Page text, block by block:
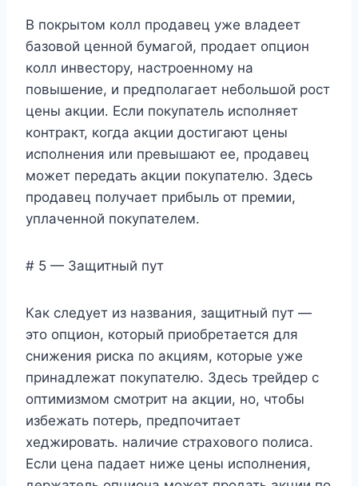
В покрытом колл продавец уже владеет
базовой ценной бумагой, продает опцион
колл инвестору, настроенному на
повышение, и предполагает небольшой рост
цены акции. Если покупатель исполняет
контракт, когда акции достигают цены
исполнения или превышают ее, продавец
может передать акции покупателю. Здесь
продавец получает прибыль от премии,
уплаченной покупателем.
# 5 — Защитный пут
Как следует из названия, защитный пут —
это опцион, который приобретается для
снижения риска по акциям, которые уже
принадлежат покупателю. Здесь трейдер с
оптимизмом смотрит на акции, но, чтобы
избежать потерь, предпочитает
хеджировать. наличие страхового полиса.
Если цена падает ниже цены исполнения,